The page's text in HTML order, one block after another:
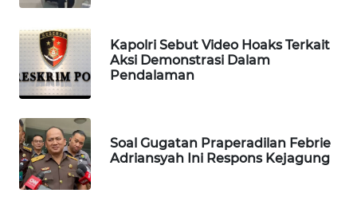
Kapolri Sebut Video Hoaks Terkait
Aksi Demonstrasi Dalam
Pendalaman
Soal Gugatan Praperadilan Febrie
Adriansyah Ini Respons Kejagung
HEALTH
WAHANA
DESA
WISATA
LAPAK
WAHANA
Wahana